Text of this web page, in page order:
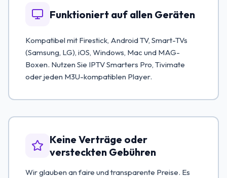
Funktioniert auf allen Geräten
Kompatibel mit Firestick, Android TV, Smart-TVs
(Samsung, LG), iOS, Windows, Mac und MAG-
Boxen. Nutzen Sie IPTV Smarters Pro, Tivimate
oder jeden M3U-kompatiblen Player.
Keine Verträge oder
versteckten Gebühren
Wir glauben an faire und transparente Preise. Es